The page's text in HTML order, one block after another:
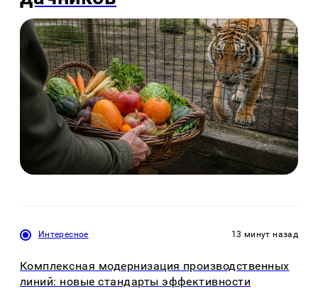
Интересное 13 минут назад
Комплексная модернизация производственных
линий: новые стандарты эффективности